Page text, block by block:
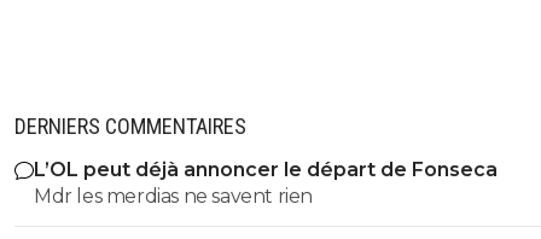
DERNIERS COMMENTAIRES
L’OL peut déjà annoncer le départ de Fonseca
Mdr les merdias ne savent rien